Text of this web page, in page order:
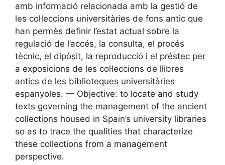
amb informació relacionada amb la gestió de
les col·leccions universitàries de fons antic que
han permès definir l’estat actual sobre la
regulació de l’accés, la consulta, el procés
tècnic, el dipòsit, la reproducció i el préstec per
a exposicions de les col·leccions de llibres
antics de les biblioteques universitàries
espanyoles. — Objective: to locate and study
texts governing the management of the ancient
collections housed in Spain’s university libraries
so as to trace the qualities that characterize
these collections from a management
perspective.